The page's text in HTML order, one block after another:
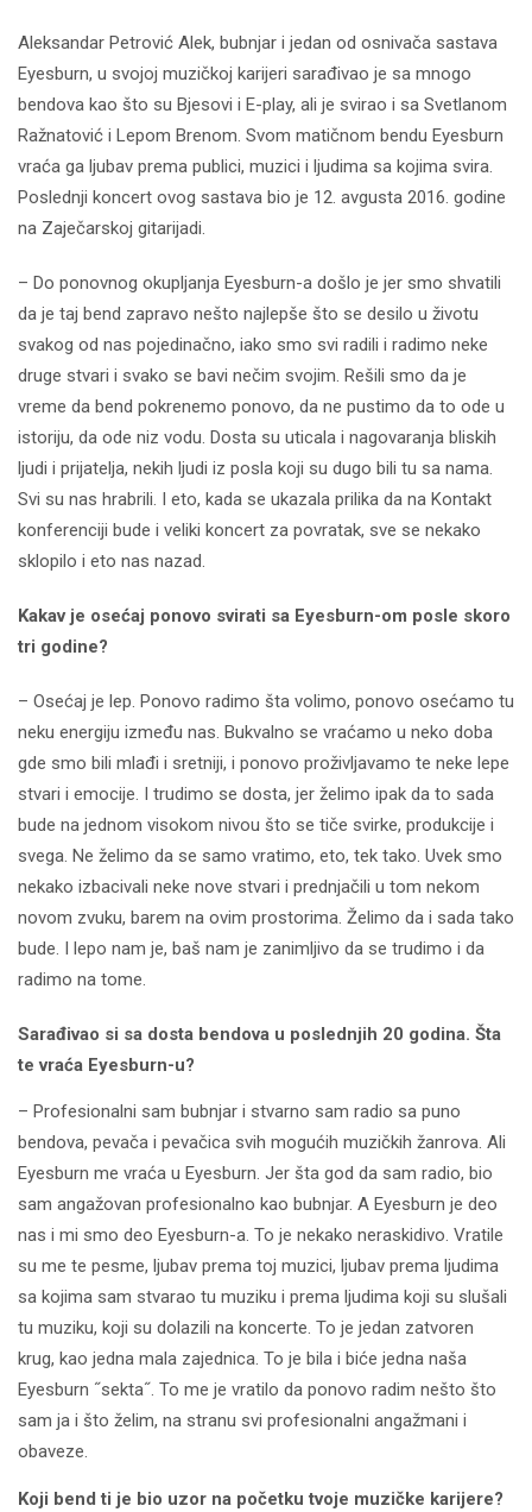
Aleksandar Petrović Alek, bubnjar i jedan od osnivača sastava
Eyesburn, u svojoj muzičkoj karijeri sarađivao je sa mnogo
bendova kao što su Bjesovi i E-play, ali je svirao i sa Svetlanom
Ražnatović i Lepom Brenom. Svom matičnom bendu Eyesburn
vraća ga ljubav prema publici, muzici i ljudima sa kojima svira.
Poslednji koncert ovog sastava bio je 12. avgusta 2016. godine
na Zaječarskoj gitarijadi.
– Do ponovnog okupljanja Eyesburn-a došlo je jer smo shvatili
da je taj bend zapravo nešto najlepše što se desilo u životu
svakog od nas pojedinačno, iako smo svi radili i radimo neke
druge stvari i svako se bavi nečim svojim. Rešili smo da je
vreme da bend pokrenemo ponovo, da ne pustimo da to ode u
istoriju, da ode niz vodu. Dosta su uticala i nagovaranja bliskih
ljudi i prijatelja, nekih ljudi iz posla koji su dugo bili tu sa nama.
Svi su nas hrabrili. I eto, kada se ukazala prilika da na Kontakt
konferenciji bude i veliki koncert za povratak, sve se nekako
sklopilo i eto nas nazad.
Kakav je osećaj ponovo svirati sa Eyesburn-om posle skoro
tri godine?
– Osećaj je lep. Ponovo radimo šta volimo, ponovo osećamo tu
neku energiju između nas. Bukvalno se vraćamo u neko doba
gde smo bili mlađi i sretniji, i ponovo proživljavamo te neke lepe
stvari i emocije. I trudimo se dosta, jer želimo ipak da to sada
bude na jednom visokom nivou što se tiče svirke, produkcije i
svega. Ne želimo da se samo vratimo, eto, tek tako. Uvek smo
nekako izbacivali neke nove stvari i prednjačili u tom nekom
novom zvuku, barem na ovim prostorima. Želimo da i sada tako
bude. I lepo nam je, baš nam je zanimljivo da se trudimo i da
radimo na tome.
Sarađivao si sa dosta bendova u poslednjih 20 godina. Šta
te vraća Eyesburn-u?
– Profesionalni sam bubnjar i stvarno sam radio sa puno
bendova, pevača i pevačica svih mogućih muzičkih žanrova. Ali
Eyesburn me vraća u Eyesburn. Jer šta god da sam radio, bio
sam angažovan profesionalno kao bubnjar. A Eyesburn je deo
nas i mi smo deo Eyesburn-a. To je nekako neraskidivo. Vratile
su me te pesme, ljubav prema toj muzici, ljubav prema ljudima
sa kojima sam stvarao tu muziku i prema ljudima koji su slušali
tu muziku, koji su dolazili na koncerte. To je jedan zatvoren
krug, kao jedna mala zajednica. To je bila i biće jedna naša
Eyesburn ˝sekta˝. To me je vratilo da ponovo radim nešto što
sam ja i što želim, na stranu svi profesionalni angažmani i
obaveze.
Koji bend ti je bio uzor na početku tvoje muzičke karijere?